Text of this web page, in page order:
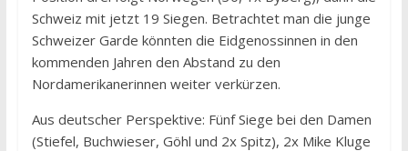
Schweiz mit jetzt 19 Siegen. Betrachtet man die junge
Schweizer Garde könnten die Eidgenossinnen in den
kommenden Jahren den Abstand zu den
Nordamerikanerinnen weiter verkürzen.
Aus deutscher Perspektive: Fünf Siege bei den Damen
(Stiefel, Buchwieser, Göhl und 2x Spitz), 2x Mike Kluge